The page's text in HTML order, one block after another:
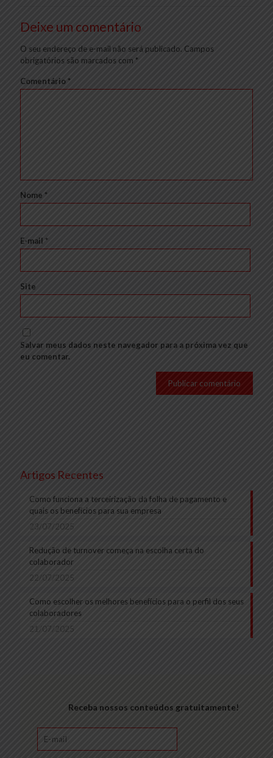
Deixe um comentário
O seu endereço de e-mail não será publicado. Campos
obrigatórios são marcados com *
Comentário*
Nome *
E-mail *
Site
Salvar meus dados neste navegador para a próxima vez que
eu comentar.
Artigos Recentes
Como funciona a terceirização da folha de pagamento e
quais os benefícios para sua empresa
23/07/2025
Redução de turnover começa na escolha certa do
colaborador
22/07/2025
Como escolher os melhores benefícios para o perfil dos seus
colaboradores
21/07/2025
Receba nossos conteúdos gratuitamente!